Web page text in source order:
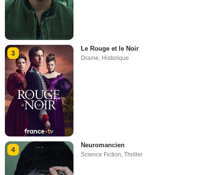
3
Le Rouge et le Noir
Drame, Historique
4
Neuromancien
Science Fiction,Thriller